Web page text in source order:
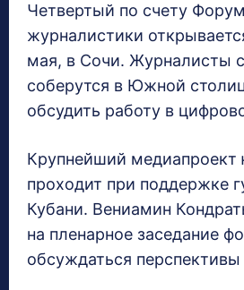
Четвертый по счету
журналистики
мая, в Сочи. Журналисты
соберутся в Южной
обсудить работу в
Крупнейший медиапроект
проходит при поддержке
Кубани. Вениамин
на пленарное заседание
обсуждаться